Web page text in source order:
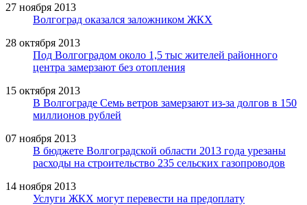
27 ноября 2013
Волгоград оказался заложником ЖКХ
28 октября 2013
Под Волгоградом около 1,5 тыс жителей районного
центра замерзают без отопления
15 октября 2013
В Волгограде Семь ветров замерзают из-за долгов в 150
миллионов рублей
07 ноября 2013
В бюджете Волгоградской области 2013 года урезаны
расходы на строительство 235 сельских газопроводов
14 ноября 2013
Услуги ЖКХ могут перевести на предоплату